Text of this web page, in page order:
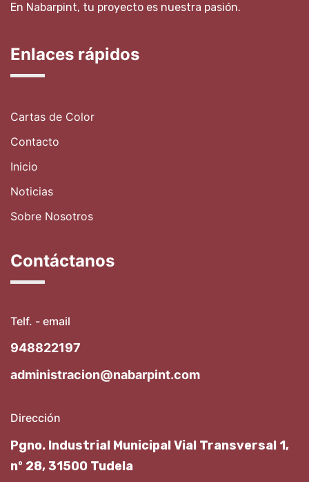
En Nabarpint, tu proyecto es nuestra pasión.
Enlaces rápidos
Cartas de Color
Contacto
Inicio
Noticias
Sobre Nosotros
Contáctanos
Telf. - email
948822197
administracion@nabarpint.com
Dirección
Pgno. Industrial Municipal Vial Transversal 1,
nº 28, 31500 Tudela